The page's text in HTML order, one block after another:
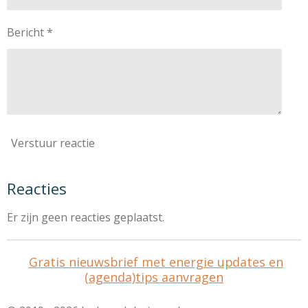
Bericht *
Verstuur reactie
Reacties
Er zijn geen reacties geplaatst.
Gratis nieuwsbrief met energie updates en
(agenda)tips aanvragen